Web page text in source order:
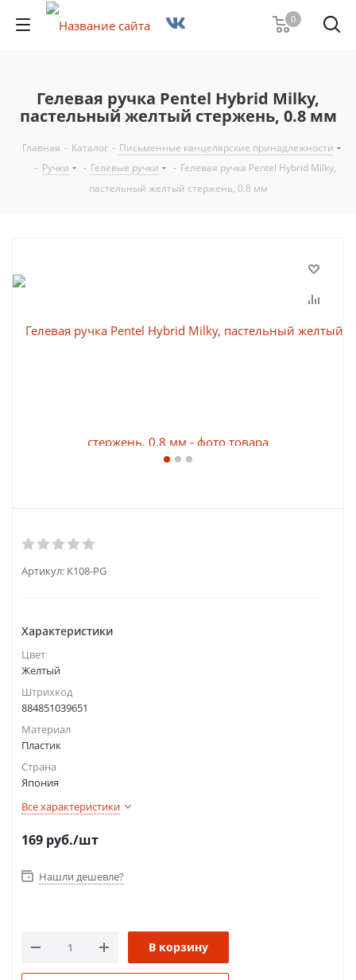
0
Гелевая ручка Pentel Hybrid Milky,
пастельный желтый стержень, 0.8 мм
Главная - Каталог - Письменные канцелярские принадлежности
- Ручки - Гелевые ручки - Гелевая ручка Pentel Hybrid Milky,
пастельный желтый стержень, 0.8 мм
Артикул: K108-PG
Характеристики
Цвет
Желтый
Штрихкод
884851039651
Материал
Пластик
Страна
Япония
Все характеристики
169 руб./шт
Нашли дешевле?
В корзину